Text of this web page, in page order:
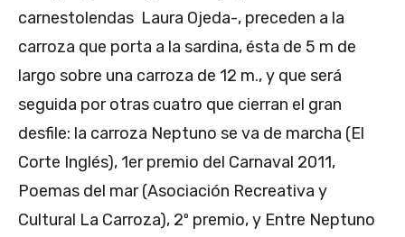
carnestolendas  Laura Ojeda-, preceden a la
carroza que porta a la sardina, ésta de 5 m de
largo sobre una carroza de 12 m., y que será
seguida por otras cuatro que cierran el gran
desfile: la carroza Neptuno se va de marcha (El
Corte Inglés), 1er premio del Carnaval 2011,
Poemas del mar (Asociación Recreativa y
Cultural La Carroza), 2º premio, y Entre Neptuno